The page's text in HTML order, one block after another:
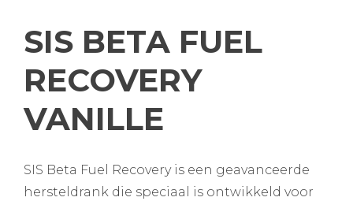
SIS BETA FUEL
RECOVERY
VANILLE
SIS Beta Fuel Recovery is een geavanceerde
hersteldrank die speciaal is ontwikkeld voor